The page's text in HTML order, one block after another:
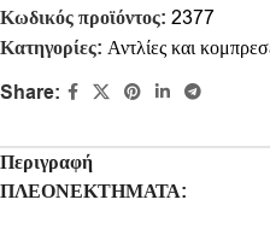
Κωδικός προϊόντος: 2377
Κατηγορίες: Αντλίες και
Share:
Περιγραφή
ΠΛΕΟΝΕΚΤΗΜΑΤΑ: